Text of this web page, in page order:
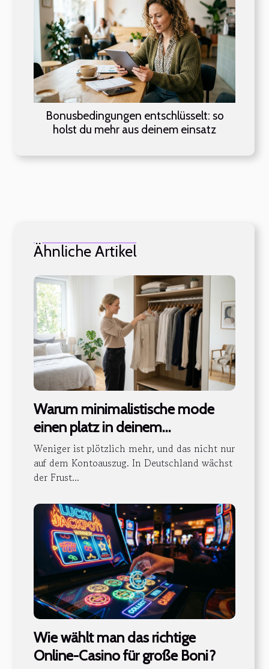
Bonusbedingungen entschlüsselt: so
holst du mehr aus deinem einsatz
Ähnliche Artikel
Warum minimalistische mode
einen platz in deinem
kleiderschrank verdient
Weniger ist plötzlich mehr, und das nicht nur
auf dem Kontoauszug. In Deutschland wächst
der Frust...
Wie wählt man das richtige
Online-Casino für große Boni?